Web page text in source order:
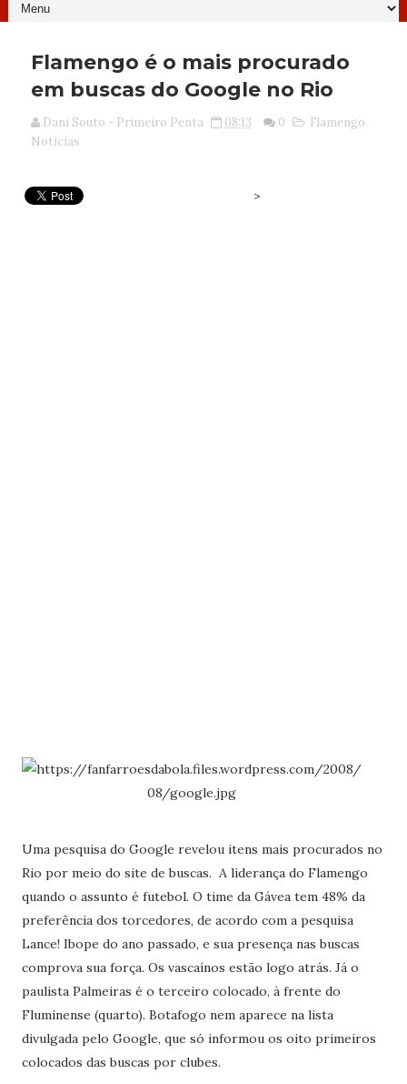
Flamengo é o mais procurado
em buscas do Google no Rio
Dani Souto - Primeiro Penta 08:13 0
Flamengo
Noticias
>
Uma pesquisa do Google revelou itens mais procurados no
Rio por meio do site de buscas. A liderança do Flamengo
quando o assunto é futebol. O time da Gávea tem 48% da
preferência dos torcedores, de acordo com a pesquisa
Lance! Ibope do ano passado, e sua presença nas buscas
comprova sua força. Os vascaínos estão logo atrás. Já o
paulista Palmeiras é o terceiro colocado, à frente do
Fluminense (quarto). Botafogo nem aparece na lista
divulgada pelo Google, que só informou os oito primeiros
colocados das buscas por clubes.